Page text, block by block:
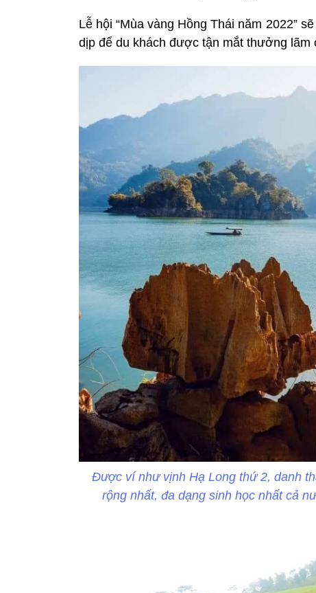
Lễ hội “Mùa vàng Hồng Thái năm 2022”
dịp để du khách được tận mắt thưởng lãm
Được ví như vịnh Hạ Long thứ 2, danh
rộng nhất, đa dạng sinh học nhất cả